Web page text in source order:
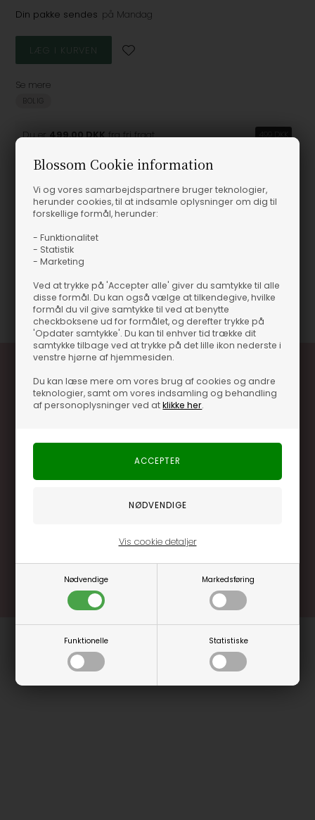
Blossom Cookie information
Vi og vores samarbejdspartnere bruger teknologier,
herunder cookies, til at indsamle oplysninger om dig til
forskellige formål, herunder:
- Funktionalitet
- Statistik
- Marketing
Ved at trykke på 'Accepter alle' giver du samtykke til alle
disse formål. Du kan også vælge at tilkendegive, hvilke
formål du vil give samtykke til ved at benytte
checkboksene ud for formålet, og derefter trykke på
'Opdater samtykke'. Du kan til enhver tid trække dit
samtykke tilbage ved at trykke på det lille ikon nederste i
venstre hjørne af hjemmesiden.
Du kan læse mere om vores brug af cookies og andre
teknologier, samt om vores indsamling og behandling
af personoplysninger ved atklikke her.
Nødvendige Markedsføring
Funktionelle Statistiske
Vis cookie detaljer
Din pakke sendes på Mandag
Se mere
BOLIG
Du er499,00 DKKfra fri fragt
Produktinformation
Fein Long Ske - Ferm Living
Fein Long Ske - Ferm Living
Varenummer 88844
Optjen 3% i bonuskroner når du handler
Særlige, eksklusive tilbud kun til klubkunder
Brug dine point allerede på næste køb
Læs mere og bliv medlem